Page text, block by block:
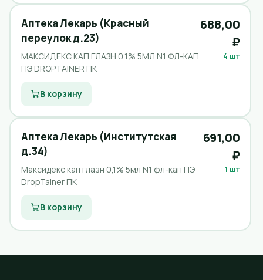
Аптека Лекарь (Красный
переулок д.23)
МАКСИДЕКС КАП ГЛАЗН 0,1% 5МЛ N1 ФЛ-КАП
ПЭ DROPTAINER ПК
688,00
₽
4 шт
В корзину
Аптека Лекарь (Институтская
д.34)
Максидекс кап глазн 0,1% 5мл N1 фл-кап ПЭ
DropTainer ПК
691,00
₽
1 шт
В корзину